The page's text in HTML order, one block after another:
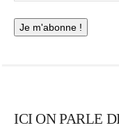
ICI ON PARLE